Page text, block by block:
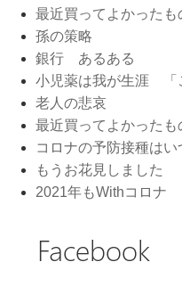
最近買ってよかったも
孫の策略
銀行 あるある
小児薬は我が生涯 「
老人の悲哀
最近買ってよかったも
コロナの予防接種はい
もうお花見しました
2021年もWithコロナ
Facebook